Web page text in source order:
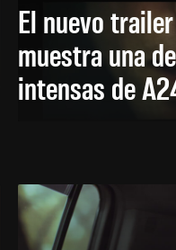
El nuevo
muestra una
intensas de